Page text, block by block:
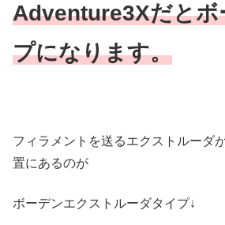
Adventure3Xだとボ
プになります。
フィラメントを送るエクストルーダ
置にあるのが
ボーデンエクストルーダタイプ↓